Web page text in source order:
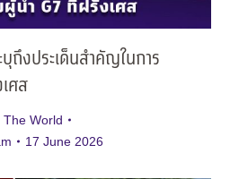
ถึงประเด็นสำคัญในการ
ศส
The World
17 June 2026